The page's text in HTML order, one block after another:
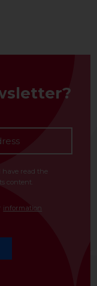
have read the
content.
information